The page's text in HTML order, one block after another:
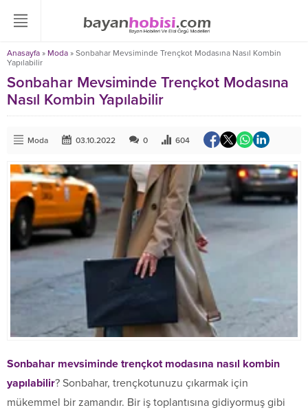
Anasayfa » Moda » Sonbahar Mevsiminde Trençkot Modasına Nasıl Kombin
Yapılabilir
Sonbahar Mevsiminde Trençkot Modasına
Nasıl Kombin Yapılabilir
Moda 03.10.2022 0 604
Sonbahar mevsiminde trençkot modasına nasıl kombin
yapılabilir? Sonbahar, trençkotunuzu çıkarmak için
mükemmel bir zamandır. Bir iş toplantısına gidiyormuş gibi